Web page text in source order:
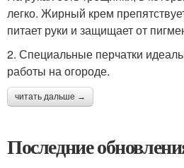
легко. Жирный крем
питает руки и защищает от
2. Специальные перчатки
работы на огороде.
читать дальше →
Последние